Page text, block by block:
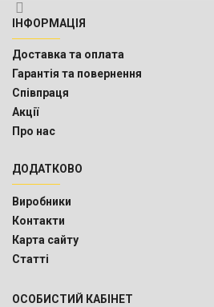
ІНФОРМАЦІЯ
Доставка та оплата
Гарантія та повернення
Співпраця
Акції
Про нас
ДОДАТКОВО
Виробники
Контакти
Карта сайту
Статті
ОСОБИСТИЙ КАБІНЕТ